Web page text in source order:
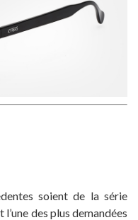
soient de la série
l’une des plus demandées